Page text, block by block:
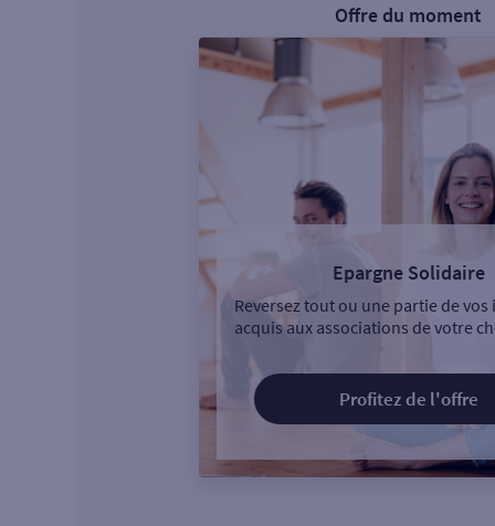
Offre du moment
Epargne Solidaire
Reversez tout ou une partie de vos
acquis aux associations de votre
Profitez de l'offre